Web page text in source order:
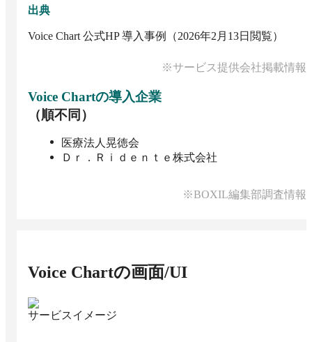
出典
Voice Chart 公式HP 導入事例（2026年2月13日閲覧）
※サービス提供会社掲載情報
Voice Chartの導入企業
（順不同）
医療法人晃徳会
Ｄｒ．Ｒｉｄｅｎｔｅ株式会社
※BOXIL編集部調査情報
Voice Chartの画面/UI
サービスイメージ